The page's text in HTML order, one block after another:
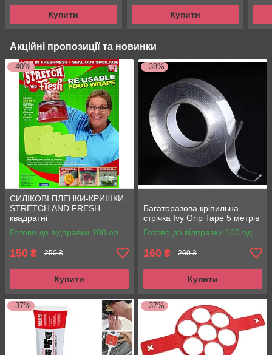
Купити Купити
Акційні пропозиції та новинки
–40%
СИЛІКОВІ ПЛЕНКИ-КРИШКИ
STRETCH AND FRESH
квадратні
Готово до відправки 100 од.
150 ₴ 250 ₴
Купити
–38%
Багаторазова кріпильна
стрічка Ivy Grip Tape 5 метрів
Готово до відправки 100 од.
160 ₴ 260 ₴
Купити
–37% –37%